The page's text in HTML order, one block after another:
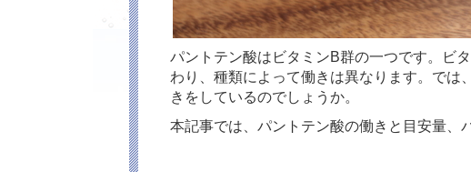
パントテン酸はビタミンB群の一つです。ビ
わり、種類によって働きは異なります。では
きをしているのでしょうか。
本記事では、パントテン酸の働きと目安量、